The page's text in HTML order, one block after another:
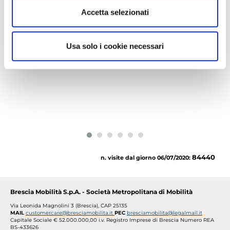
Accetta selezionati
Usa solo i cookie necessari
n. visite dal giorno 06/07/2020: 84440
Brescia Mobilità S.p.A. - Società Metropolitana di Mobilità
Via Leonida Magnolini 3 (Brescia), CAP 25135
MAIL customercare@bresciamobilita.it PEC bresciamobilita@legalmail.it
Capitale Sociale € 52.000.000,00 i.v. Registro Imprese di Brescia Numero REA
BS-433626